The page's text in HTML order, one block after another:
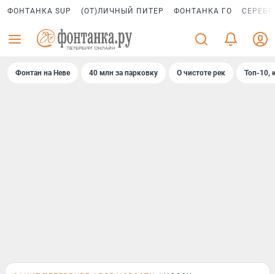
ФОНТАНКА SUP (ОТ)ЛИЧНЫЙ ПИТЕР ФОНТАНКА ГО
Фонтан на Неве 40 млн за парковку О чистоте рек Топ-10,